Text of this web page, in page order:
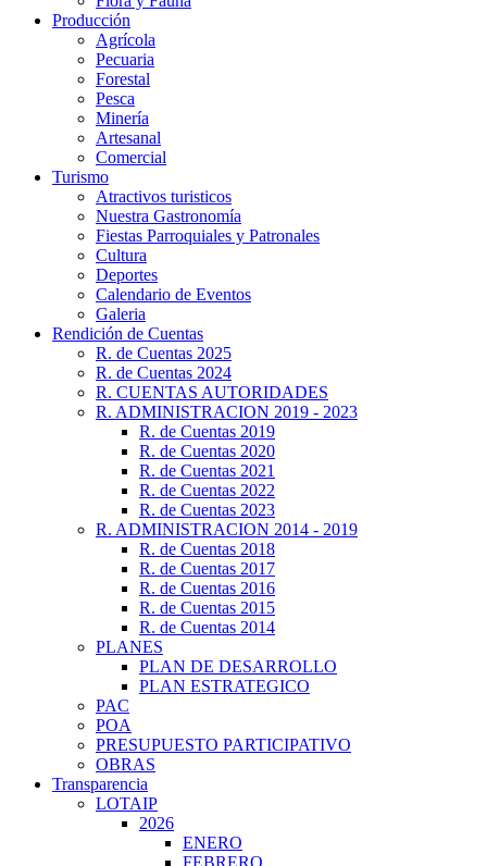
Producción
Agrícola
Pecuaria
Forestal
Pesca
Minería
Artesanal
Comercial
Turismo
Atractivos turisticos
Nuestra Gastronomía
Fiestas Parroquiales y Patronales
Cultura
Deportes
Calendario de Eventos
Galeria
Rendición de Cuentas
R. de Cuentas 2025
R. de Cuentas 2024
R. CUENTAS AUTORIDADES
R. ADMINISTRACION 2019 - 2023
R. de Cuentas 2019
R. de Cuentas 2020
R. de Cuentas 2021
R. de Cuentas 2022
R. de Cuentas 2023
R. ADMINISTRACION 2014 - 2019
R. de Cuentas 2018
R. de Cuentas 2017
R. de Cuentas 2016
R. de Cuentas 2015
R. de Cuentas 2014
PLANES
PLAN DE DESARROLLO
PLAN ESTRATEGICO
PAC
POA
PRESUPUESTO PARTICIPATIVO
OBRAS
Transparencia
LOTAIP
2026
ENERO
FEBRERO